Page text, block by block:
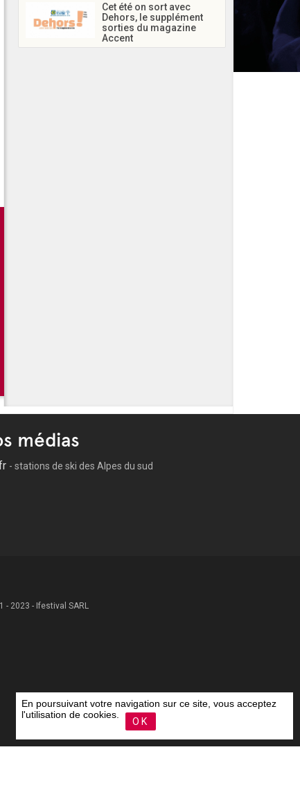
Cet été on sort avec
Dehors, le supplément
sorties du magazine
Accent
médias
- stations de ski des Alpes du sud
- 2023 - Ifestival SARL
En poursuivant votre navigation sur ce site, vous acceptez
l'utilisation de cookies.
OK